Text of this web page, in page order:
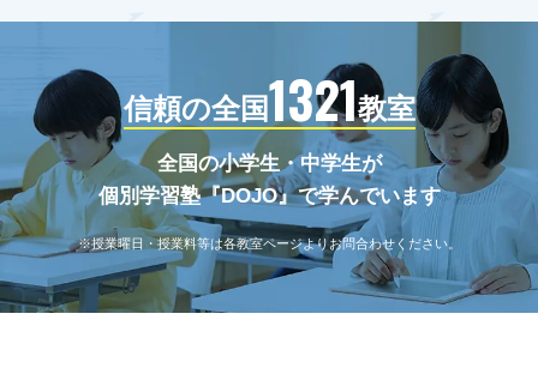
信頼の全国1321教室
全国の小学生・中学生が
個別学習塾『DOJO』で学んでいます
※授業曜日・授業料等は各教室ページよりお問合わせください。